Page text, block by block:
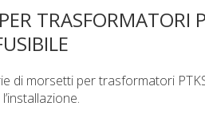
TRASFORMATORI
di morsetti per trasformatori